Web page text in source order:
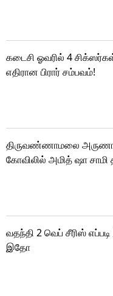
கடைசி ஓவரில் 4
எதிரான பிரார் சம்பவம்!
திருவண்ணாமலை
கோவிலில் அமித் ஷா சாமி
வதந்தி 2 வெப் சீரிஸ்
இதோ